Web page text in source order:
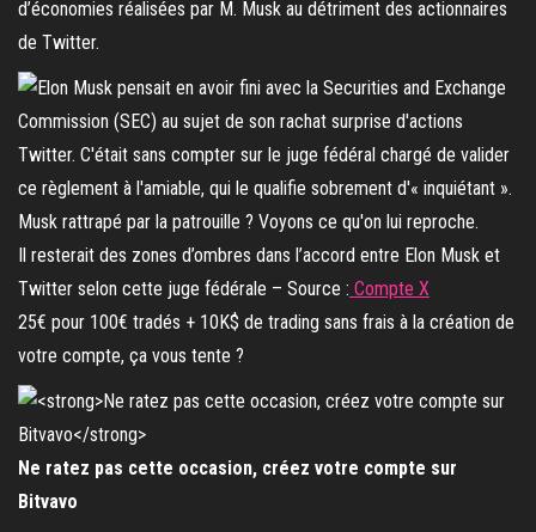
d’économies réalisées par M. Musk au détriment des actionnaires
de Twitter.
Il resterait des zones d’ombres dans l’accord entre Elon Musk et
Twitter selon cette juge fédérale – Source : Compte X
25€ pour 100€ tradés + 10K$ de trading sans frais à la création de
votre compte, ça vous tente ?
Ne ratez pas cette occasion, créez votre compte sur
Bitvavo